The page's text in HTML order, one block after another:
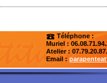
Téléphone :
Muriel :
Atelier:
Email :